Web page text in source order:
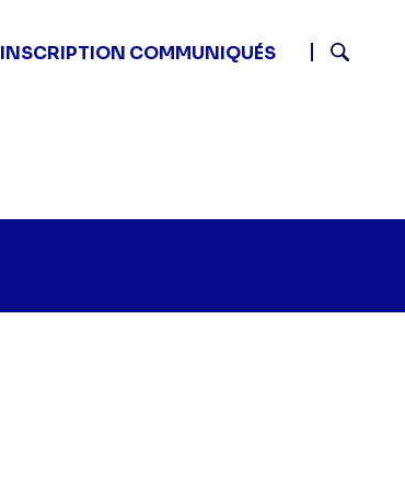
INSCRIPTION COMMUNIQUÉS